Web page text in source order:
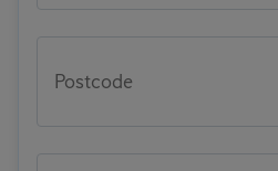
Postcode